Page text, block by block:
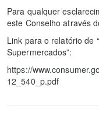
Para qualquer
este Conselho através
Link para o relatório de
Supermercados”:
https://
12_540_p.pdf